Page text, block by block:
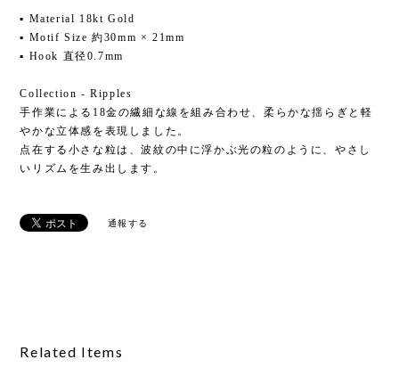
▪ Material 18kt Gold
▪ Motif Size 約30mm × 21mm
▪ Hook 直径0.7mm
Collection - Ripples
手作業による18金の繊細な線を組み合わせ、柔らかな揺らぎと軽
やかな立体感を表現しました。
点在する小さな粒は、波紋の中に浮かぶ光の粒のように、やさし
いリズムを生み出します。
通報する
Related Items